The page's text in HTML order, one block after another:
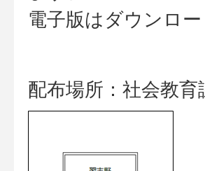
電子版はダウンロ
配布場所：社会教育